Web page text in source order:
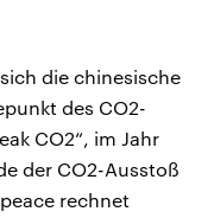
die chinesische
des CO2-
CO2“, im Jahr
der CO2-Ausstoß
rechnet